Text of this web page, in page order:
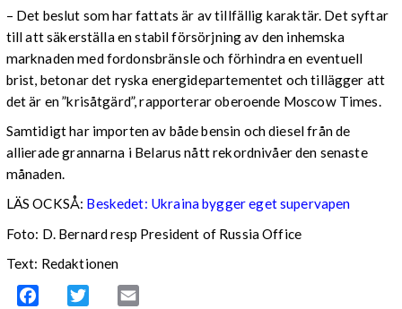
– Det beslut som har fattats är av tillfällig karaktär. Det syftar
till att säkerställa en stabil försörjning av den inhemska
marknaden med fordonsbränsle och förhindra en eventuell
brist, betonar det ryska energidepartementet och tillägger att
det är en ”krisåtgärd”, rapporterar oberoende Moscow Times.
Samtidigt har importen av både bensin och diesel från de
allierade grannarna i Belarus nått rekordnivåer den senaste
månaden.
LÄS OCKSÅ: Beskedet: Ukraina bygger eget supervapen
Foto: D. Bernard resp President of Russia Office
Text: Redaktionen
Facebook Twitter